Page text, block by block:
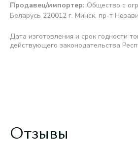
Продавец/импортер: Общество с
Беларусь 220012 г. Минск, пр-т
Дата изготовления и срок годности
действующего законодательства
Отзывы